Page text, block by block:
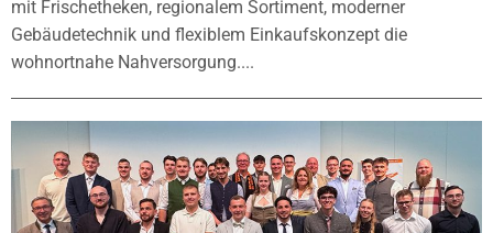
mit Frischetheken, regionalem Sortiment, moderner
Gebäudetechnik und flexiblem Einkaufskonzept die
wohnortnahe Nahversorgung....